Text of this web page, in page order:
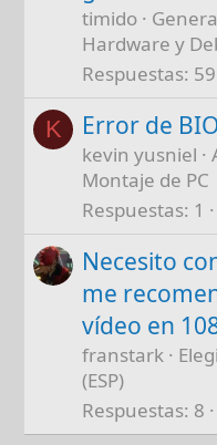
timido
Hardware y
Respuestas 59
K Error de
kevin yusniel
Montaje de PC
Respuestas 1
Necesito
me
vídeo en
franstark
(ESP)
Respuestas 8